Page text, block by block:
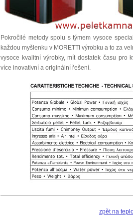
Pokročilé metody spolu s týmem vysoce
každou myšlenku v MORETTI výrobku a to za
vysoce kvalitní výrobky, mít dostatek času pro
více inovativní a originální řešení.
zpět na